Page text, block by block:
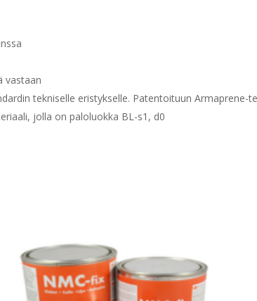
vastaan
tekniselle eristykselle. Patentoituun Armaprene-
jolla on paloluokka BL-s1, d0